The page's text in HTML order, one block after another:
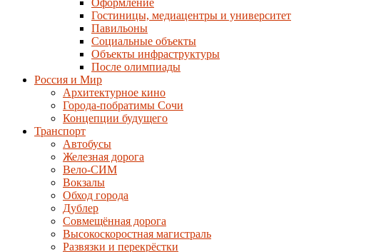
Оформление
Гостиницы, медиацентры и университет
Павильоны
Социальные объекты
Объекты инфраструктуры
После олимпиады
Россия и Мир
Архитектурное кино
Города-побратимы Сочи
Концепции будущего
Транспорт
Автобусы
Железная дорога
Вело-СИМ
Вокзалы
Обход города
Дублер
Совмещённая дорога
Высокоскоростная магистраль
Развязки и перекрёстки